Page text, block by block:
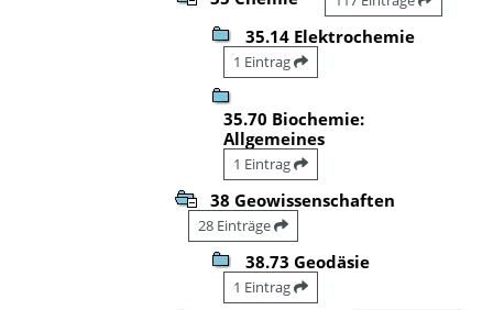
35.14 Elektrochemie
1 Eintrag
35.70 Biochemie:
Allgemeines
1 Eintrag
38 Geowissenschaften
28 Einträge
38.73 Geodäsie
1 Eintrag